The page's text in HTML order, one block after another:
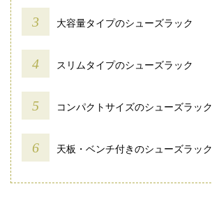
大容量タイプのシューズラック
スリムタイプのシューズラック
コンパクトサイズのシューズラック
天板・ベンチ付きのシューズラック